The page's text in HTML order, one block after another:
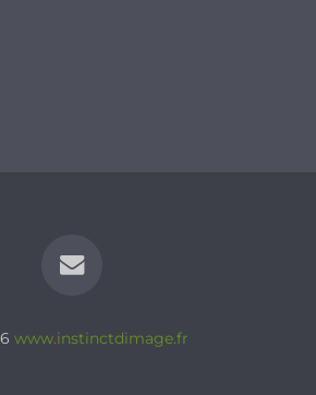
www.instinctdimage.fr